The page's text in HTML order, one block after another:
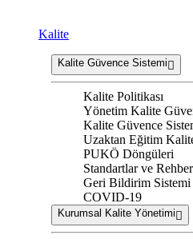
Kalite
Kalite Güvence Sistemi
Kalite Politikası
Yönetim Kalite
Kalite Güvence
Uzaktan Eğitim
PUKÖ Döngüleri
Standartlar ve
Geri Bildirim Sistemi
COVID-19
Kurumsal Kalite Yönetimi